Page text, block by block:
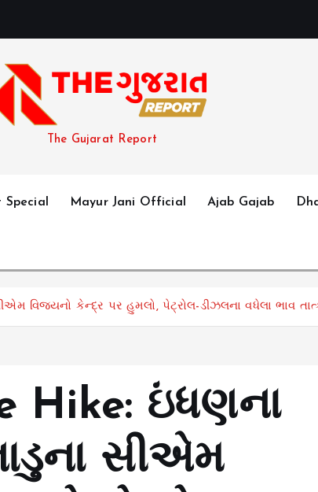
The Gujarat Report
Special Mayur Jani Official Ajab Gajab
વિજયનો કેન્દ્ર પર હુમલો, પેટ્રોલ-ડીઝલના વધેલા ભાવ
Hike: ઇંધણના
સીએમ